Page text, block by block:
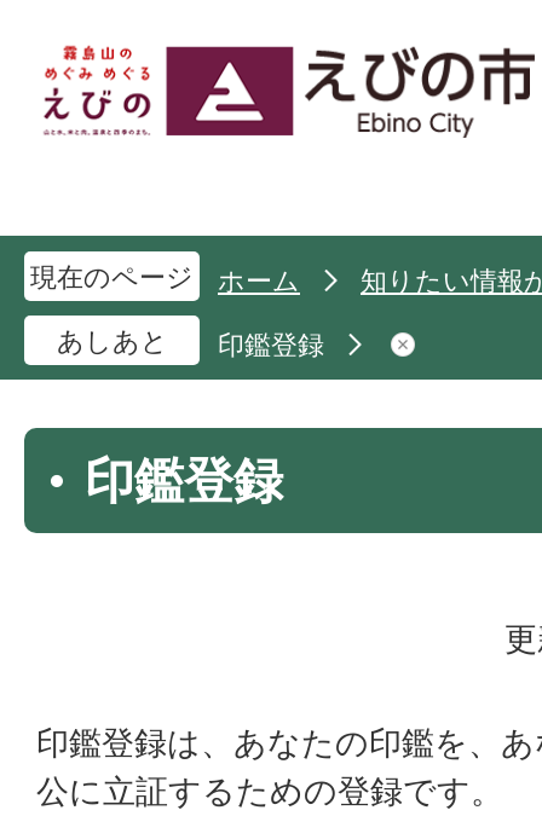
現在のページ ホーム
知りたい情報
あしあと
印鑑登録
印鑑登録
印鑑登録は、あなたの印鑑を、
公に立証するための登録です。